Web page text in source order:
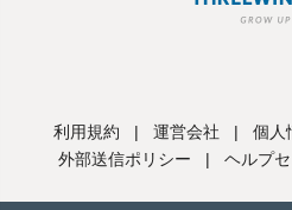
利用規約 | 運営会社 | 個人
外部送信ポリシー
| ヘルプ